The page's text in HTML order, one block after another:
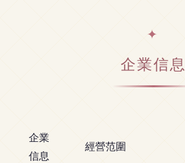
企業信息
企業
信息
經營范圍